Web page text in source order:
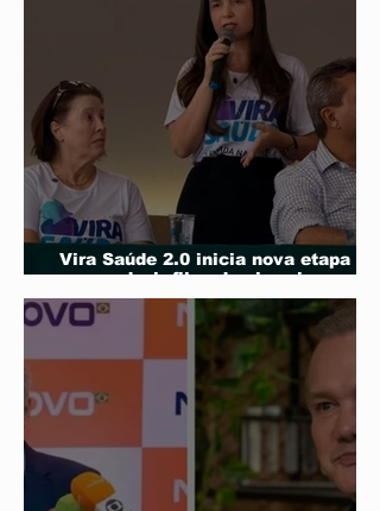
Vira Saúde 2.0 inicia nova etapa
para reduzir filas de cirurgias
eletivas